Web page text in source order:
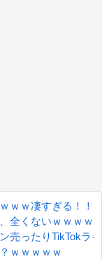
ｗｗ凄すぎる！！
全くないｗｗｗｗ
売ったりTikTokラ
ｗｗｗｗｗ